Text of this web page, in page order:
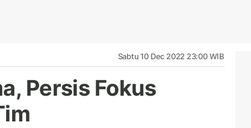
Sabtu 10 Dec 2022 23:00 WIB
Persis Fokus